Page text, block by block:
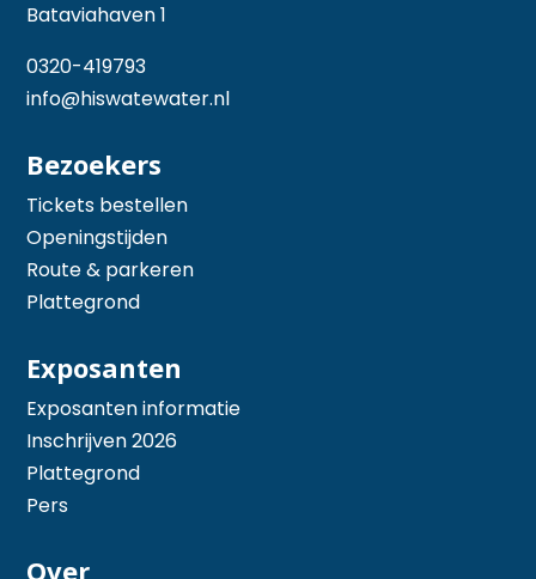
Bataviahaven 1
0320-419793
info@hiswatewater.nl
Bezoekers
Tickets bestellen
Openingstijden
Route & parkeren
Plattegrond
Exposanten
Exposanten informatie
Inschrijven 2026
Plattegrond
Pers
Over